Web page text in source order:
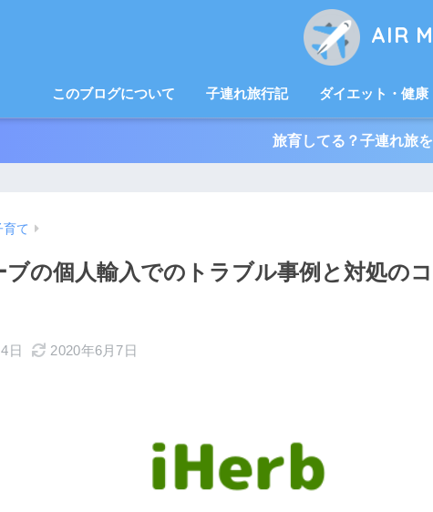
AIR
このブログについて 子連れ旅行記 ダイエット・健康
旅育してる？子連れ旅
育て
ブの個人輸入でのトラブル事例と対処の
日 2020年6月7日